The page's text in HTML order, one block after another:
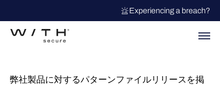
Experiencing a breach?
弊社製品に対するパターンファイルリリースを掲